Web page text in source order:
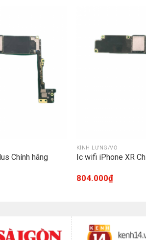
Chính hãng
KÍNH LƯNG/VỎ
Ic wifi iPhone XR
804.000₫